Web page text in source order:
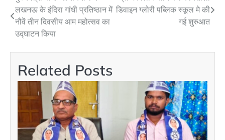
navigation
लखनऊ के इंदिरा गांधी प्रतिष्ठान में
नौवें तीन दिवसीय आम महोत्सव का
उद्घाटन किया
डिवाइन ग्लोरी पब्लिक स्कूल मे की
गई शुरुआत
Related Posts